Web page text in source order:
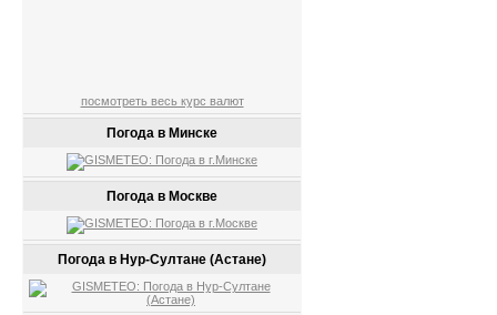
посмотреть весь курс валют
Погода в Минске
Погода в Москве
Погода в Нур-Султане (Астане)